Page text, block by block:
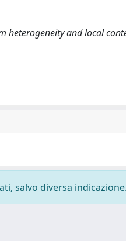
and local
salvo diversa indicazione.